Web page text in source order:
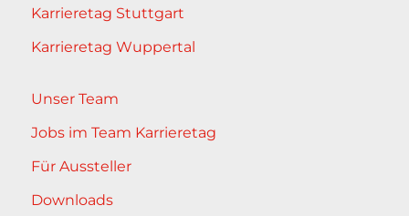
Karrieretag Stuttgart
Karrieretag Wuppertal
Unser Team
Jobs im Team Karrieretag
Für Aussteller
Downloads